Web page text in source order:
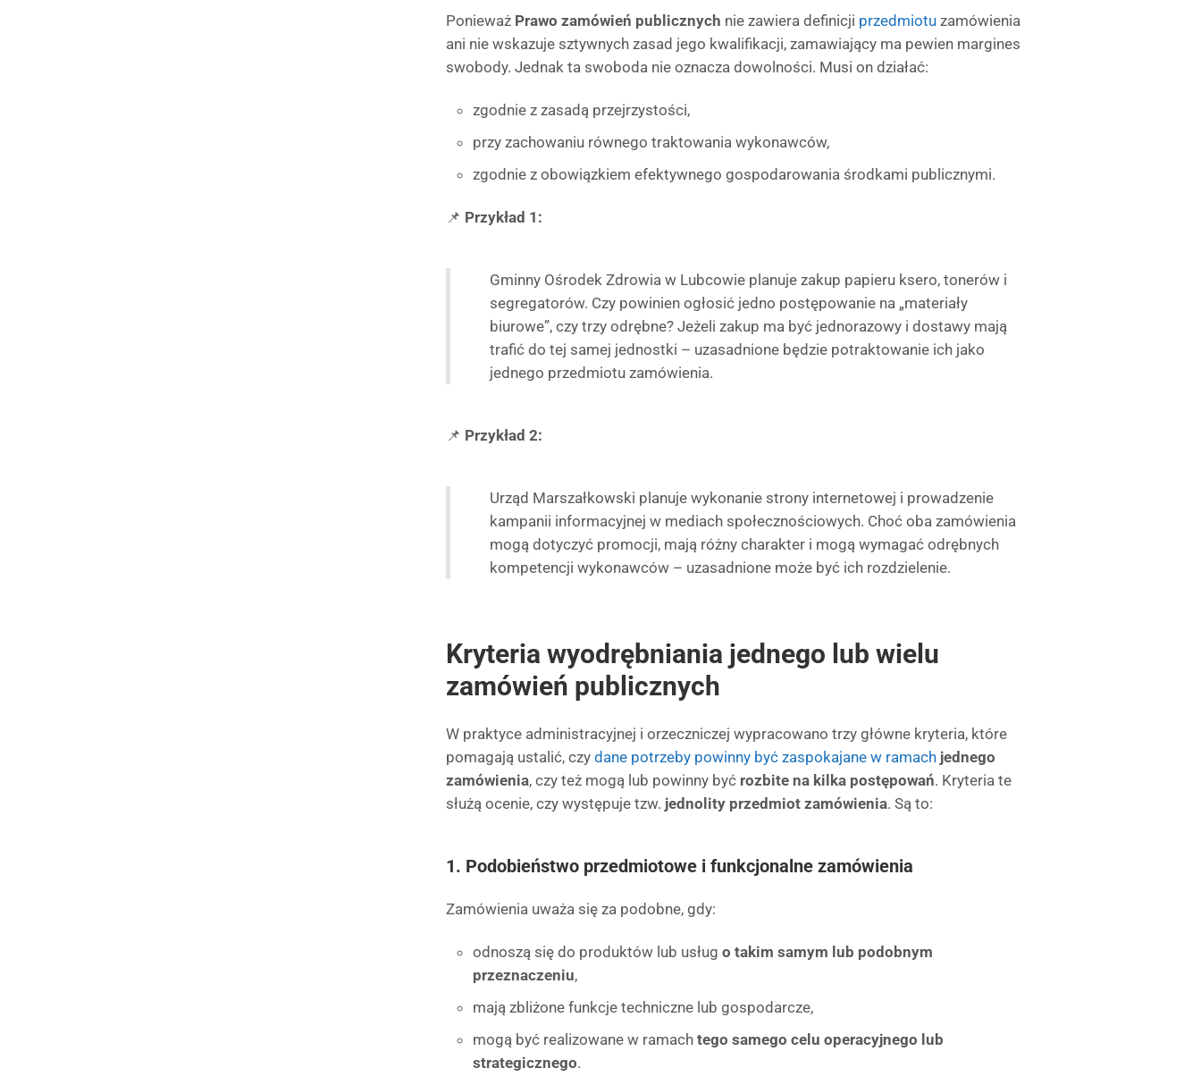
Ponieważ Prawo zamówień publicznych nie zawiera definicji przedmiotu zamówienia
ani nie wskazuje sztywnych zasad jego kwalifikacji, zamawiający ma pewien margines
swobody. Jednak ta swoboda nie oznacza dowolności. Musi on działać:
zgodnie z zasadą przejrzystości,
przy zachowaniu równego traktowania wykonawców,
zgodnie z obowiązkiem efektywnego gospodarowania środkami publicznymi.
📌 Przykład 1:
Gminny Ośrodek Zdrowia w Lubcowie planuje zakup papieru ksero, tonerów i
segregatorów. Czy powinien ogłosić jedno postępowanie na „materiały
biurowe”, czy trzy odrębne? Jeżeli zakup ma być jednorazowy i dostawy mają
trafić do tej samej jednostki – uzasadnione będzie potraktowanie ich jako
jednego przedmiotu zamówienia.
📌 Przykład 2:
Urząd Marszałkowski planuje wykonanie strony internetowej i prowadzenie
kampanii informacyjnej w mediach społecznościowych. Choć oba zamówienia
mogą dotyczyć promocji, mają różny charakter i mogą wymagać odrębnych
kompetencji wykonawców – uzasadnione może być ich rozdzielenie.
Kryteria wyodrębniania jednego lub wielu
zamówień publicznych
W praktyce administracyjnej i orzeczniczej wypracowano trzy główne kryteria, które
pomagają ustalić, czy dane potrzeby powinny być zaspokajane w ramach jednego
zamówienia, czy też mogą lub powinny być rozbite na kilka postępowań. Kryteria te
służą ocenie, czy występuje tzw. jednolity przedmiot zamówienia. Są to:
1. Podobieństwo przedmiotowe i funkcjonalne zamówienia
Zamówienia uważa się za podobne, gdy:
odnoszą się do produktów lub usług o takim samym lub podobnym
przeznaczeniu,
mają zbliżone funkcje techniczne lub gospodarcze,
mogą być realizowane w ramach tego samego celu operacyjnego lub
strategicznego.